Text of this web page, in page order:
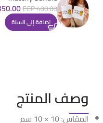
EGP400.00
إضافة إلى السلة
وصف المنتج
المقاس: 10 × 10 سم